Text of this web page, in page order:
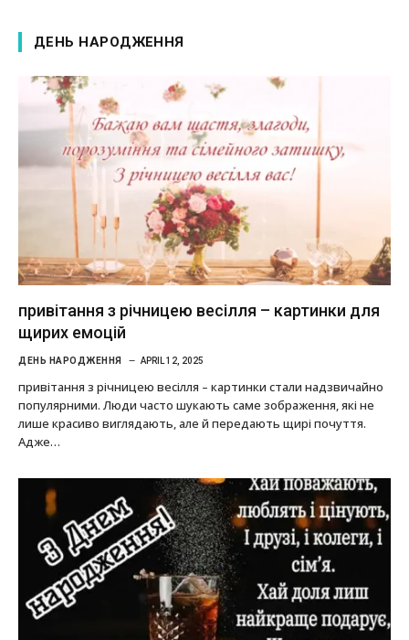
ДЕНЬ НАРОДЖЕННЯ
привітання з річницею весілля – картинки для
щирих емоцій
ДЕНЬ НАРОДЖЕННЯ APRIL 12, 2025
привітання з річницею весілля – картинки стали надзвичайно
популярними. Люди часто шукають саме зображення, які не
лише красиво виглядають, але й передають щирі почуття.
Адже…